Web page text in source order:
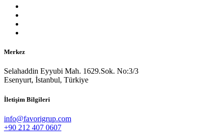
Merkez
Selahaddin Eyyubi Mah. 1629.Sok. No:3/3
Esenyurt, İstanbul, Türkiye
İletişim Bilgileri
info@favorigrup.com
+90 212 407 0607